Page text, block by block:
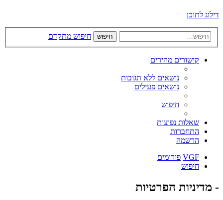
דילוג לתוכן
חיפוש חיפוש מתקדם
קישורים מהירים
נושאים ללא תגובות
נושאים פעילים
חיפוש
שאלות נפוצות
התחברות
הרשמה
VGF פורומים
חיפוש
- מדיניות הפרטיות